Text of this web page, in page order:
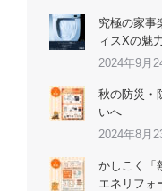
究極の家事
ィスXの魅力
2024年9月
秋の防災・
いへ
2024年8月
かしこく「
エネリフォ